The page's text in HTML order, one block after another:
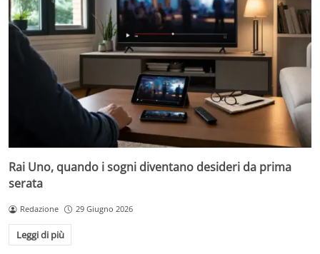
Rai Uno, quando i sogni diventano desideri da prima
serata
Redazione 29 Giugno 2026
Leggi di più